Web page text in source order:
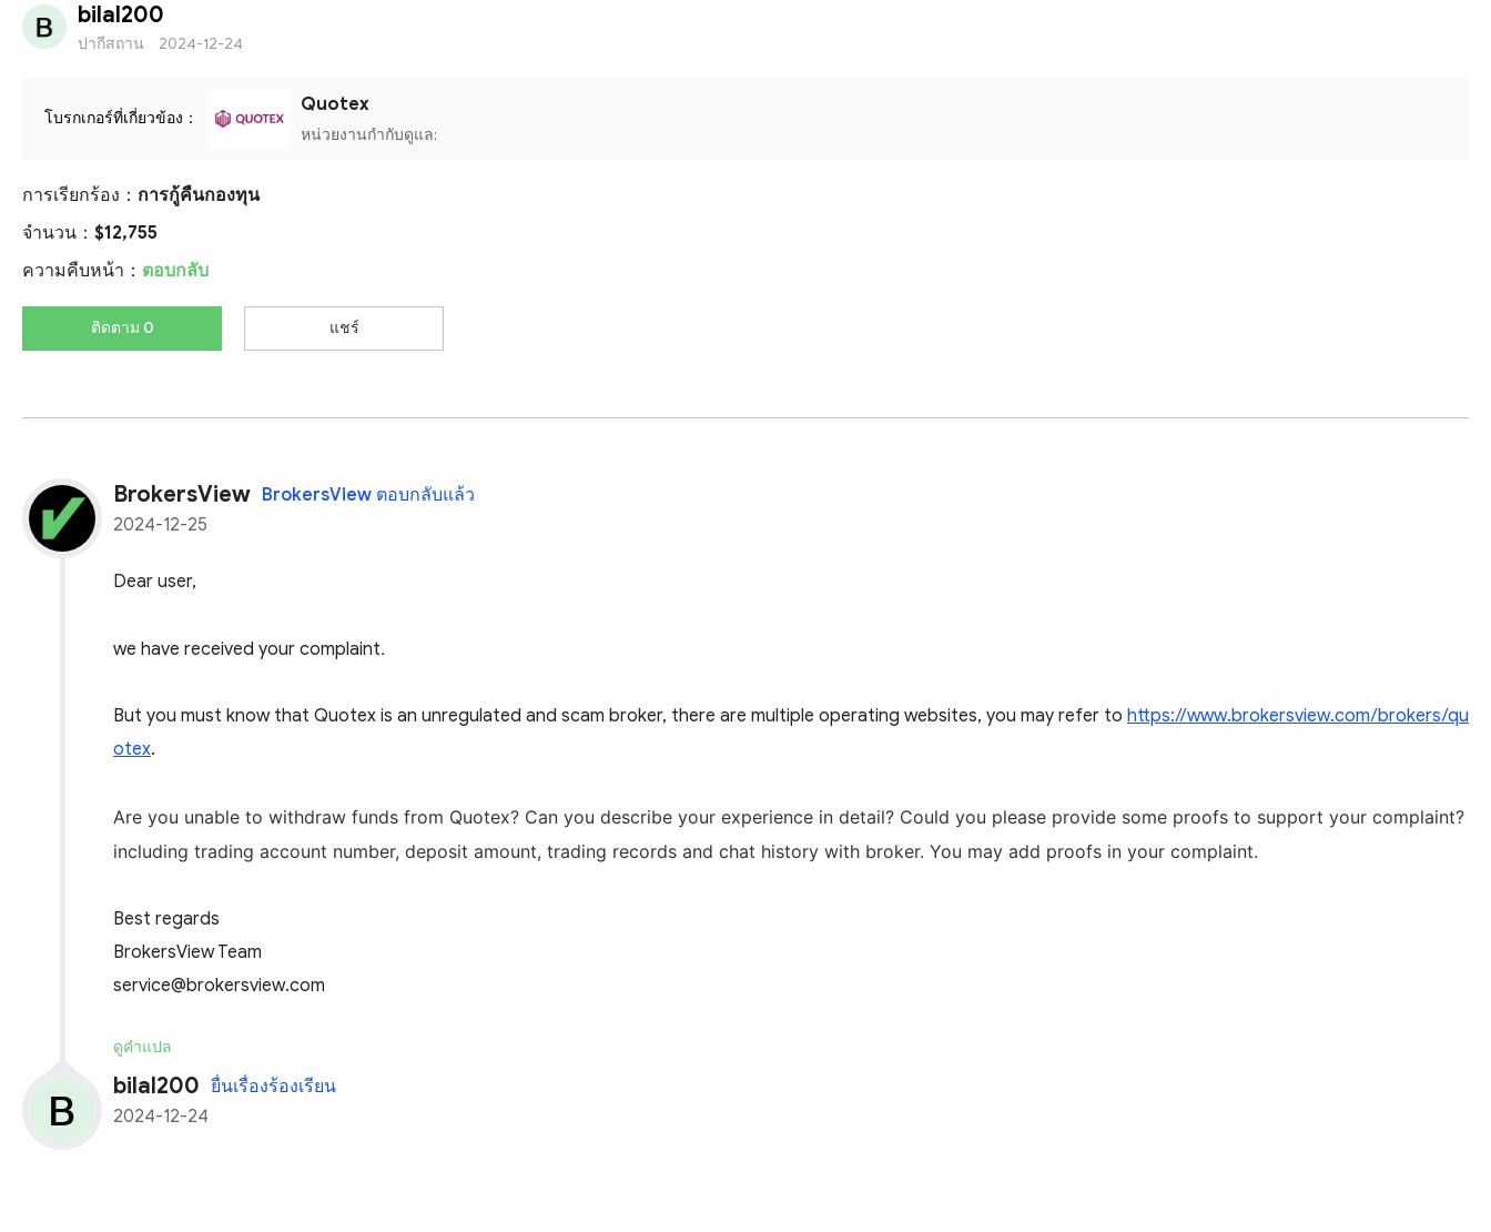
bilal200
ปากีสถาน 2024-12-24
โบรกเกอร์ที่เกี่ยวข้อง：
Quotex
หน่วยงานกำกับดูแล:
การเรียกร้อง： การกู้คืนกองทุน
จำนวน： $12,755
ความคืบหน้า： ตอบกลับ
ติดตาม 0 แชร์
BrokersView BrokersView ตอบกลับแล้ว
2024-12-25
Dear user,
we have received your complaint.
But you must know that Quotex is an unregulated and scam broker, there are multiple operating websites, you may refer to https://www.brokersview.com/brokers/qu
otex.
Are you unable to withdraw funds from Quotex? Can you describe your experience in detail? Could you please provide some proofs to support your complaint?
including trading account number, deposit amount, trading records and chat history with broker. You may add proofs in your complaint.
Best regards
BrokersView Team
service@brokersview.com
ดูคำแปล
bilal200 ยื่นเรื่องร้องเรียน
2024-12-24